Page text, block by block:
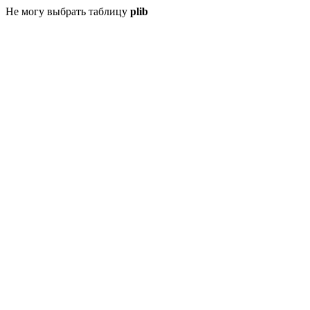
Не могу выбрать таблицу plib